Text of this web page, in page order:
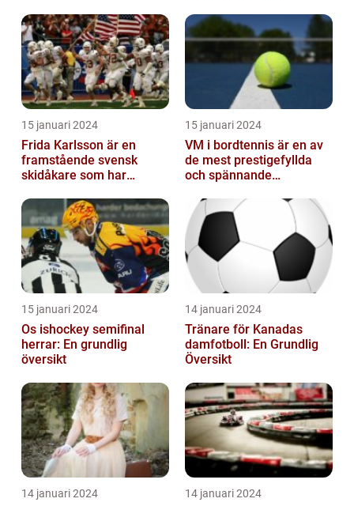
15 januari 2024
Frida Karlsson är en
framstående svensk
skidåkare som har
med sin talang och pr...
15 januari 2024
VM i bordtennis är en av
de mest prestigefyllda
och spännande
sporten varje år
15 januari 2024
Os ishockey semifinal
herrar: En grundlig
översikt
14 januari 2024
Tränare för Kanadas
damfotboll: En Grundlig
Översikt
14 januari 2024 14 januari 2024